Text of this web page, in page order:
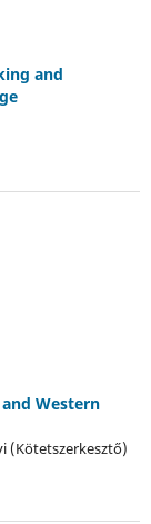
and
Western
(Kötetszerkesztő)